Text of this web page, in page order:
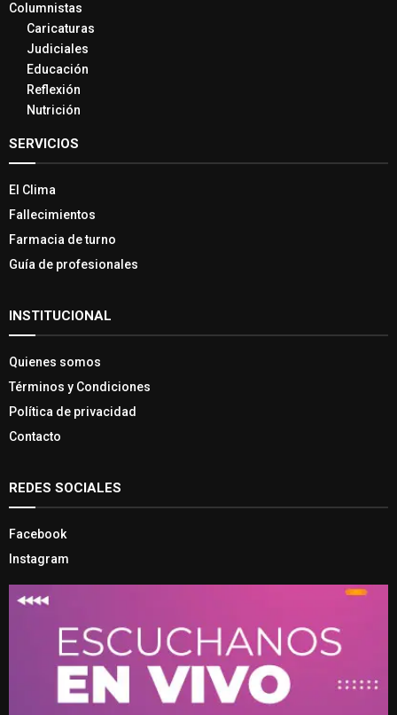
Columnistas
Caricaturas
Judiciales
Educación
Reflexión
Nutrición
SERVICIOS
El Clima
Fallecimientos
Farmacia de turno
Guía de profesionales
INSTITUCIONAL
Quienes somos
Términos y Condiciones
Política de privacidad
Contacto
REDES SOCIALES
Facebook
Instagram